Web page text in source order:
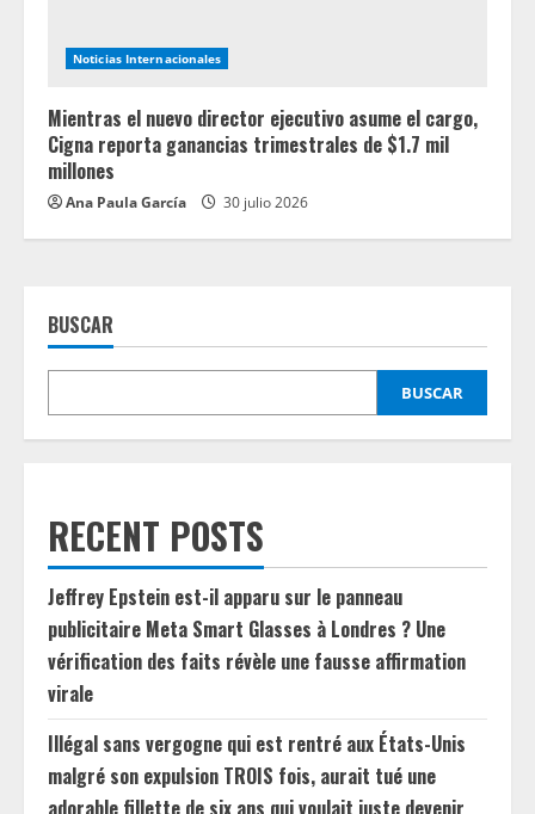
Noticias Internacionales
Mientras el nuevo director ejecutivo asume el cargo,
Cigna reporta ganancias trimestrales de $1.7 mil
millones
Ana Paula García 30 julio 2026
BUSCAR
BUSCAR
RECENT POSTS
Jeffrey Epstein est-il apparu sur le panneau
publicitaire Meta Smart Glasses à Londres ? Une
vérification des faits révèle une fausse affirmation
virale
Illégal sans vergogne qui est rentré aux États-Unis
malgré son expulsion TROIS fois, aurait tué une
adorable fillette de six ans qui voulait juste devenir